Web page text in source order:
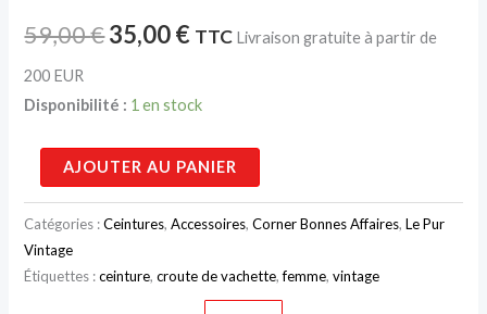
59,00€35,00€ TTC Livraison gratuite à partir de
200 EUR
Disponibilité : 1 en stock
AJOUTER AU PANIER
Catégories :Ceintures,Accessoires,Corner Bonnes Affaires,Le Pur
Vintage
Étiquettes :ceinture,croute de vachette,femme,vintage